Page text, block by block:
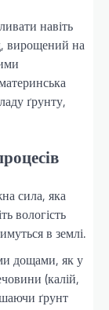
навіть
вирощений на
ґрунту,
сила, яка
вологість
в землі.
дощами, як у
(калій,
ґрунт